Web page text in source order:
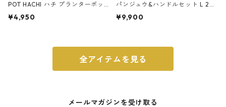
POT HACHI ハチ プランターポッ
ト 3号 ブラック
¥4,950
パンジュウ&ハンドルセット L 24c
m ガス火・IH対応 鉄フライパン
¥9,900
全アイテムを見る
メールマガジンを受け取る